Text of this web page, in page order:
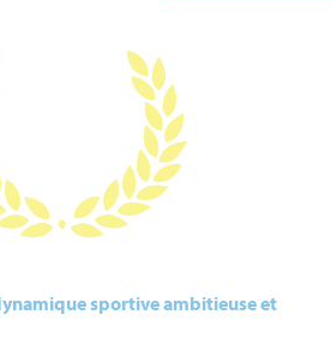
sportive ambitieuse et